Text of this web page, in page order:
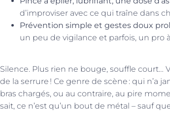
d’improviser avec ce qui traîne dans
Prévention simple et gestes doux
un peu de vigilance et parfois, un pro
Silence. Plus rien ne bouge, souffle court…
de la serrure ! Ce genre de scène : qui n’a
bras chargés, ou au contraire, au pire
sait, ce n’est qu’un bout de métal – sauf